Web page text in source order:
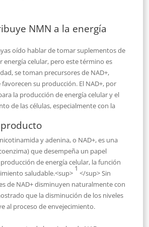
NMN a la energía
oído hablar de tomar suplementos de
energía celular, pero este término es
se toman precursores de NAD+,
su producción. El NAD+, por
la producción de energía celular y el
de las células, especialmente con la
y adenina, o NAD+, es una
que desempeña un papel
de energía celular, la función
saludable.<sup>
1
</sup> Sin
de NAD+ disminuyen naturalmente con
que la disminución de los niveles
al proceso de envejecimiento.